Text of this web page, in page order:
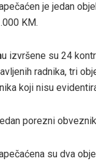
je jedan
KM.
u izvršene su 24
radnika, tri
koji nisu
porezni
su dva